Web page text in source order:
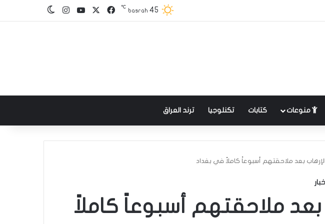
basrah 45
℃ فيسبوك‫YouTube
انستقرامالوضع المظلم
منوعات كتابات تكنلوجيا ترند العراق
بعد ملاحقتهم أسبوعاً كاملاً في بغداد
بعد ملاحقتهم أسبوعاً كاملاً